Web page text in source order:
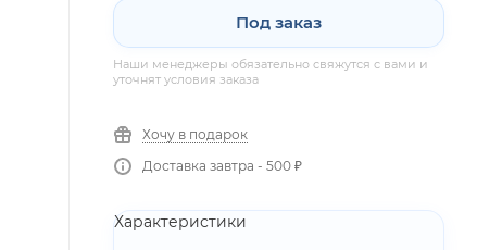
Под заказ
Наши менеджеры обязательно свяжутся с вами и
уточнят условия заказа
Хочу в подарок
Доставка завтра - 500 ₽
Характеристики